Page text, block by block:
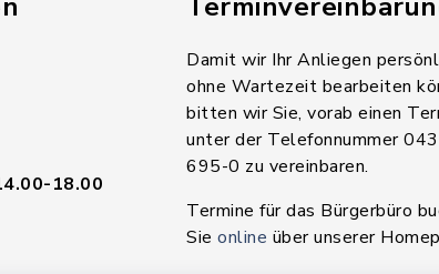
18.00
Damit wir Ihr Anliegen
ohne Wartezeit bearbeiten
bitten wir Sie, vorab einen
unter der Telefonnummer
695-0 zu vereinbaren.
Termine für das Bürgerbüro
Sie online über unserer